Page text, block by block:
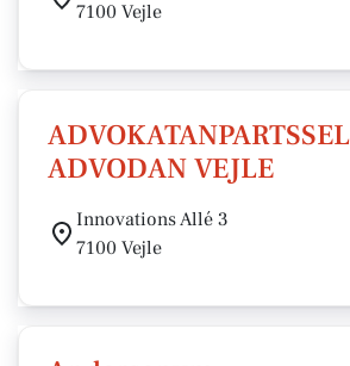
7100 Vejle
ADVODAN VEJLE
Innovations Allé 3
7100 Vejle